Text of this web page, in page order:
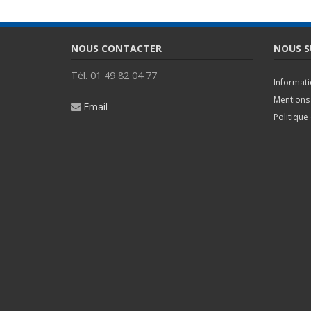
NOUS CONTACTER
Tél. 01 49 82 04 77
Email
NOUS